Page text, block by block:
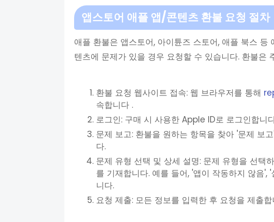
앱스토어 애플 앱/콘텐츠 환불 요청 절차
애플 환불은 앱스토어, 아이튠즈 스토어, 애플 북스 등
텐츠에 문제가 있을 경우 요청할 수 있습니다. 환불은
환불 요청 웹사이트 접속: 웹 브라우저를 통해
속합니다 .
로그인: 구매 시 사용한 Apple ID로 로그인합니
문제 보고: 환불을 원하는 항목을 찾아 '문제 보
다.
문제 유형 선택 및 상세 설명: 문제 유형을 선택
를 기재합니다. 예를 들어, '앱이 작동하지 않음',
니다.
요청 제출: 모든 정보를 입력한 후 요청을 제출합